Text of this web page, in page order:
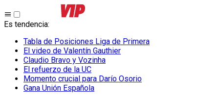
Es tendencia:
Tabla de Posiciones Liga de Primera
El video de Valentín Gauthier
Claudio Bravo y Vozinha
El refuerzo de la UC
Momento crucial para Darío Osorio
Gana Unión Española